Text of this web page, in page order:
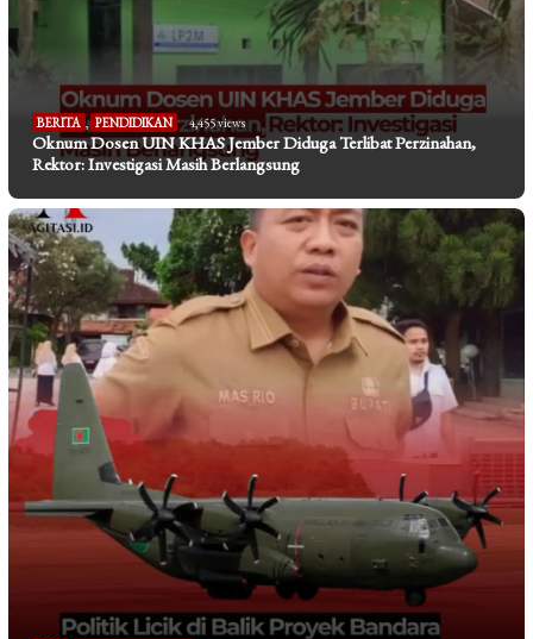
BERITA , PENDIDIKAN 4,455 views
Oknum Dosen UIN KHAS Jember Diduga Terlibat Perzinahan,
Rektor: Investigasi Masih Berlangsung